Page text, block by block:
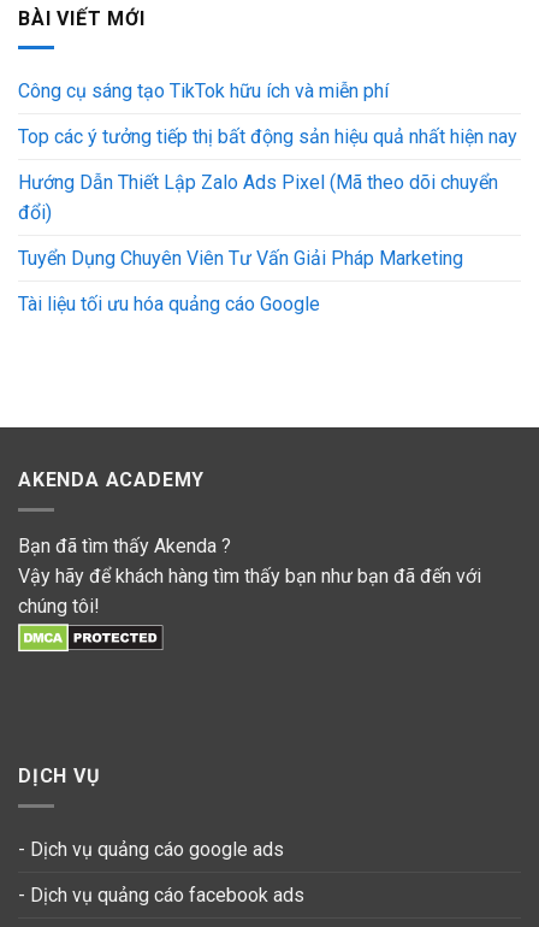
BÀI VIẾT MỚI
Công cụ sáng tạo TikTok hữu ích và miễn phí
Top các ý tưởng tiếp thị bất động sản hiệu quả nhất hiện nay
Hướng Dẫn Thiết Lập Zalo Ads Pixel (Mã theo dõi chuyển
đổi)
Tuyển Dụng Chuyên Viên Tư Vấn Giải Pháp Marketing
Tài liệu tối ưu hóa quảng cáo Google
AKENDA ACADEMY
Bạn đã tìm thấy Akenda ?
Vậy hãy để khách hàng tìm thấy bạn như bạn đã đến với
chúng tôi!
DỊCH VỤ
- Dịch vụ quảng cáo google ads
- Dịch vụ quảng cáo facebook ads